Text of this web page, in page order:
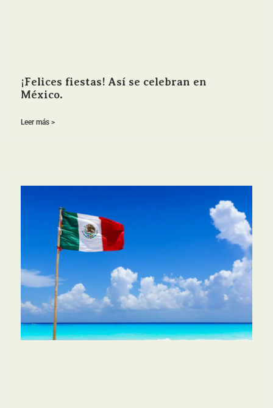
¡Felices fiestas! Así se celebran en
México.
Leer más >